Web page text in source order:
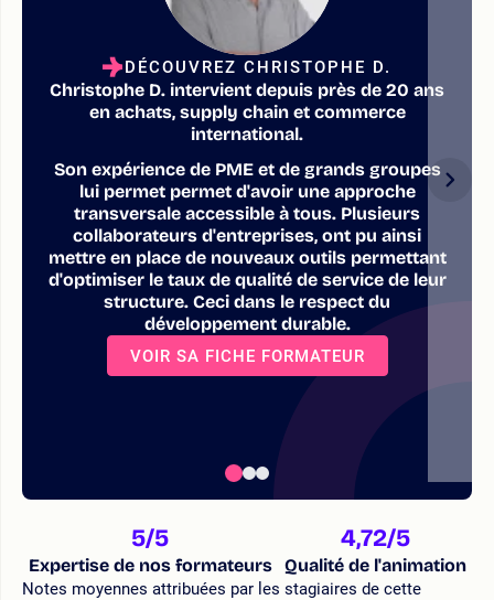
DÉCOUVREZ CHRISTOPHE D.
Christophe D. intervient depuis près de 20 ans
en achats, supply chain et commerce
international.
Son expérience de PME et de grands groupes
lui permet permet d'avoir une approche
transversale accessible à tous. Plusieurs
collaborateurs d'entreprises, ont pu ainsi
mettre en place de nouveaux outils permettant
d'optimiser le taux de qualité de service de leur
structure. Ceci dans le respect du
développement durable.
VOIR SA FICHE FORMATEUR
5/5
Expertise de nos formateurs
4,72/5
Qualité de l'animation
Notes moyennes attribuées par les stagiaires de cette